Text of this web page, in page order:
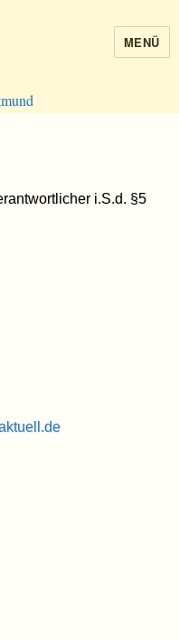
MENÜ
i.S.d. §5